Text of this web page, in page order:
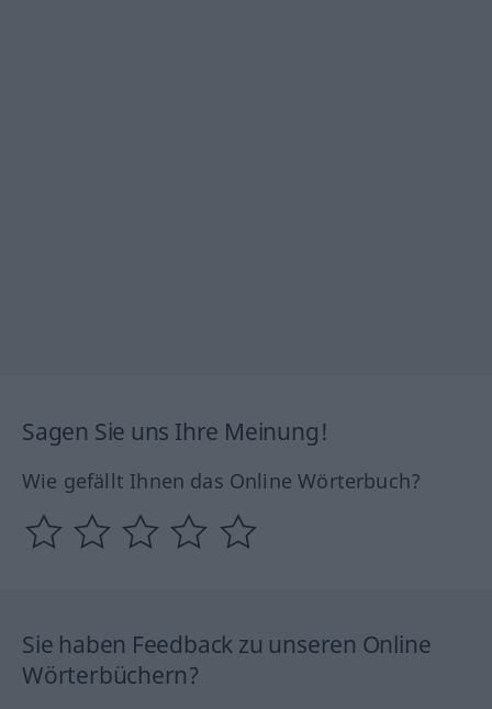
Sagen Sie uns Ihre Meinung!
Wie gefällt Ihnen das Online Wörterbuch?
Sie haben Feedback zu unseren Online
Wörterbüchern?